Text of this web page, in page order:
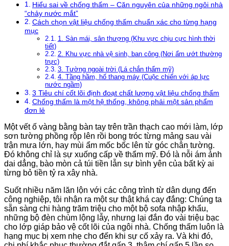
Hiểu sai về chống thấm – Căn nguyên của những ngôi nhà
“chảy nước mắt”
Cách chọn vật liệu chống thấm chuẩn xác cho từng hạng
mục
1. Sàn mái, sân thượng (Khu vực chịu cực hình thời
tiết)
2. Khu vực nhà vệ sinh, ban công (Nơi ẩm ướt thường
trực)
3. Tường ngoài trời (Lá chắn thẩm mỹ)
4. Tầng hầm, hố thang máy (Cuộc chiến với áp lực
nước ngầm)
3 Tiêu chí cốt lõi định đoạt chất lượng vật liệu chống thấm
Chống thấm là một hệ thống, không phải một sản phẩm
đơn lẻ
Một vết ố vàng bằng bàn tay trên trần thạch cao mới làm, lớp
sơn tường phồng rộp lên rồi bong tróc từng mảng sau vài
trận mưa lớn, hay mùi ẩm mốc bốc lên từ góc chân tường.
Đó không chỉ là sự xuống cấp về thẩm mỹ. Đó là nỗi ám ảnh
dai dẳng, bào mòn cả túi tiền lẫn sự bình yên của bất kỳ ai
từng bỏ tiền tỷ ra xây nhà.
Suốt nhiều năm lăn lộn với các công trình từ dân dụng đến
công nghiệp, tôi nhận ra một sự thật khá cay đắng: Chúng ta
sẵn sàng chi hàng trăm triệu cho một bộ sofa nhập khẩu,
những bộ đèn chùm lộng lẫy, nhưng lại đắn đo vài triệu bạc
cho lớp giáp bảo vệ cốt lõi của ngôi nhà. Chống thấm luôn là
hạng mục bị xem nhẹ cho đến khi sự cố xảy ra. Và khi đó,